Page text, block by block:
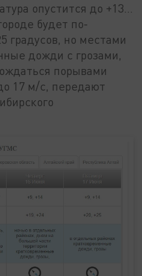
опустится до +13…
будет по-
градусов, но местами
дожди с грозами,
порывами
17 м/с, передают